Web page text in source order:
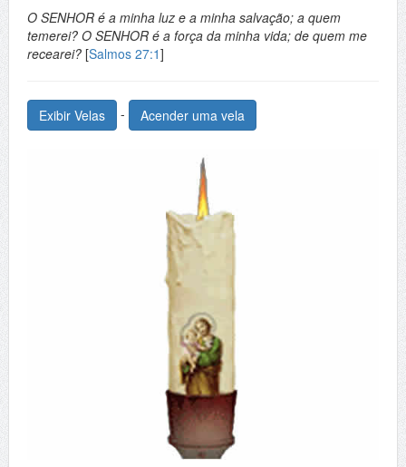
O SENHOR é a minha luz e a minha salvação; a quem
temerei? O SENHOR é a força da minha vida; de quem me
recearei?[Salmos 27:1]
Exibir Velas - Acender uma vela